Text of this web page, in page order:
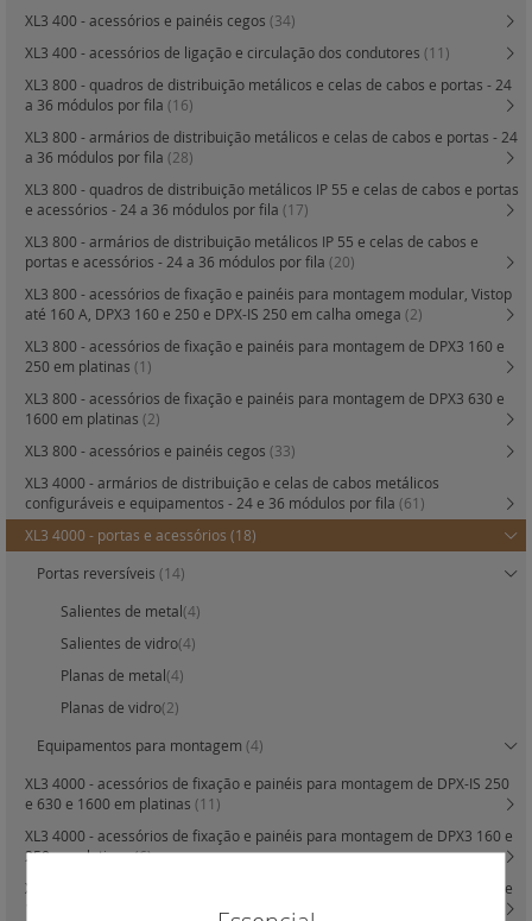
XL3 400 - acessórios e painéis cegos (34)
XL3 400 - acessórios de ligação e circulação dos condutores (11)
XL3 800 - quadros de distribuição metálicos e celas de cabos e portas - 24
a 36 módulos por fila (16)
XL3 800 - armários de distribuição metálicos e celas de cabos e portas - 24
a 36 módulos por fila (28)
XL3 800 - quadros de distribuição metálicos IP 55 e celas de cabos e portas
e acessórios - 24 a 36 módulos por fila (17)
XL3 800 - armários de distribuição metálicos IP 55 e celas de cabos e
portas e acessórios - 24 a 36 módulos por fila (20)
XL3 800 - acessórios de fixação e painéis para montagem modular, Vistop
até 160 A, DPX3 160 e 250 e DPX-IS 250 em calha omega (2)
XL3 800 - acessórios de fixação e painéis para montagem de DPX3 160 e
250 em platinas (1)
XL3 800 - acessórios de fixação e painéis para montagem de DPX3 630 e
1600 em platinas (2)
XL3 800 - acessórios e painéis cegos (33)
XL3 4000 - armários de distribuição e celas de cabos metálicos
configuráveis e equipamentos - 24 e 36 módulos por fila (61)
XL3 4000 - portas e acessórios (18)
Portas reversíveis (14)
Salientes de metal(4)
Salientes de vidro(4)
Planas de metal(4)
Planas de vidro(2)
Equipamentos para montagem (4)
XL3 4000 - acessórios de fixação e painéis para montagem de DPX-IS 250
e 630 e 1600 em platinas (11)
XL3 4000 - acessórios de fixação e painéis para montagem de DPX3 160 e
250 em platinas(6)
XL3 4000 - acessórios de fixação e painéis para montagem de DPX3 630 e